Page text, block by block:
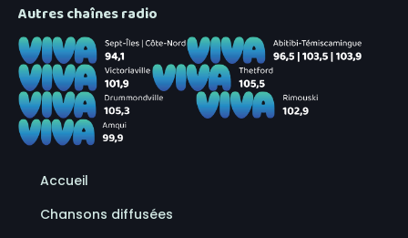
Autres chaînes radio
Accueil
Chansons diffusées